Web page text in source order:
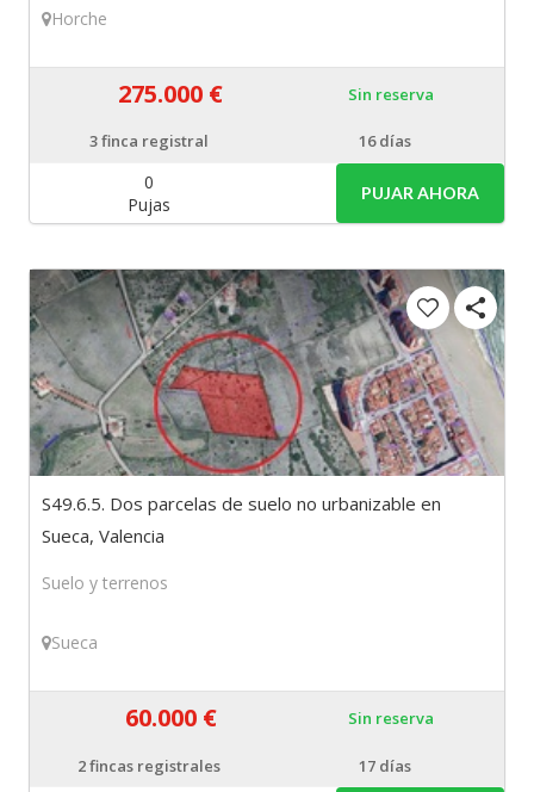
Horche
275.000 € Sin reserva
3finca registral 16 días
0
Pujas
PUJAR AHORA
S49.6.5. Dos parcelas de suelo no urbanizable en
Sueca, Valencia
Suelo y terrenos
Sueca
60.000 € Sin reserva
2fincas registrales 17 días